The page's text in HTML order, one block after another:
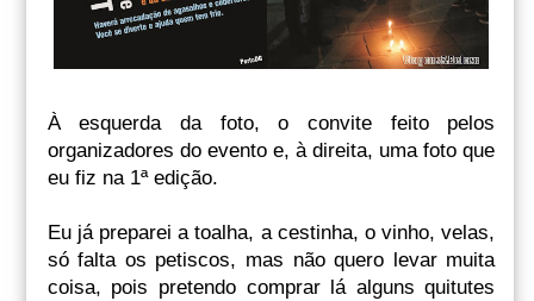
À esquerda da foto, o convite feito pelos
organizadores do evento e, à direita, uma foto que
eu fiz na 1ª edição.
Eu já preparei a toalha, a cestinha, o vinho, velas,
só falta os petiscos, mas não quero levar muita
coisa, pois pretendo comprar lá alguns quitutes